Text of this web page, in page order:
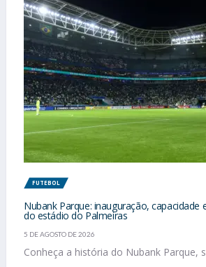
FUTEBOL
Nubank Parque: inauguração, capacidade
do estádio do Palmeiras
5 DE AGOSTO DE 2026
Conheça a história do Nubank Parque,